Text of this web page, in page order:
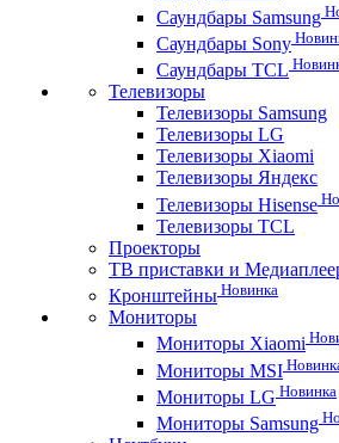
Саундбары Samsung
Саундбары Sony
Саундбары TCL
Телевизоры
Телевизоры Samsung
Телевизоры LG
Телевизоры Xiaomi
Телевизоры Яндекс
Телевизоры Hisense
Телевизоры TCL
Проекторы
ТВ приставки и
Кронштейны Новинка
Мониторы
Мониторы Xiaomi
Мониторы MSI
Мониторы LG Новинка
Мониторы Samsung